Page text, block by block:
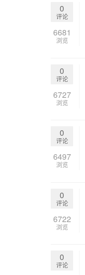
0
评论
6681
浏览
0
评论
6727
浏览
0
评论
6497
浏览
0
评论
6722
浏览
0
评论